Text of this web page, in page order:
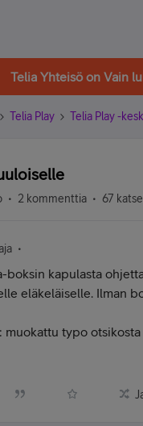
Telia Yhteisö on Vain
Telia Play Telia Play -
2 kommenttia 67
boksin kapulasta
eläkeläiselle. Ilman
muokattu typo otsikosta